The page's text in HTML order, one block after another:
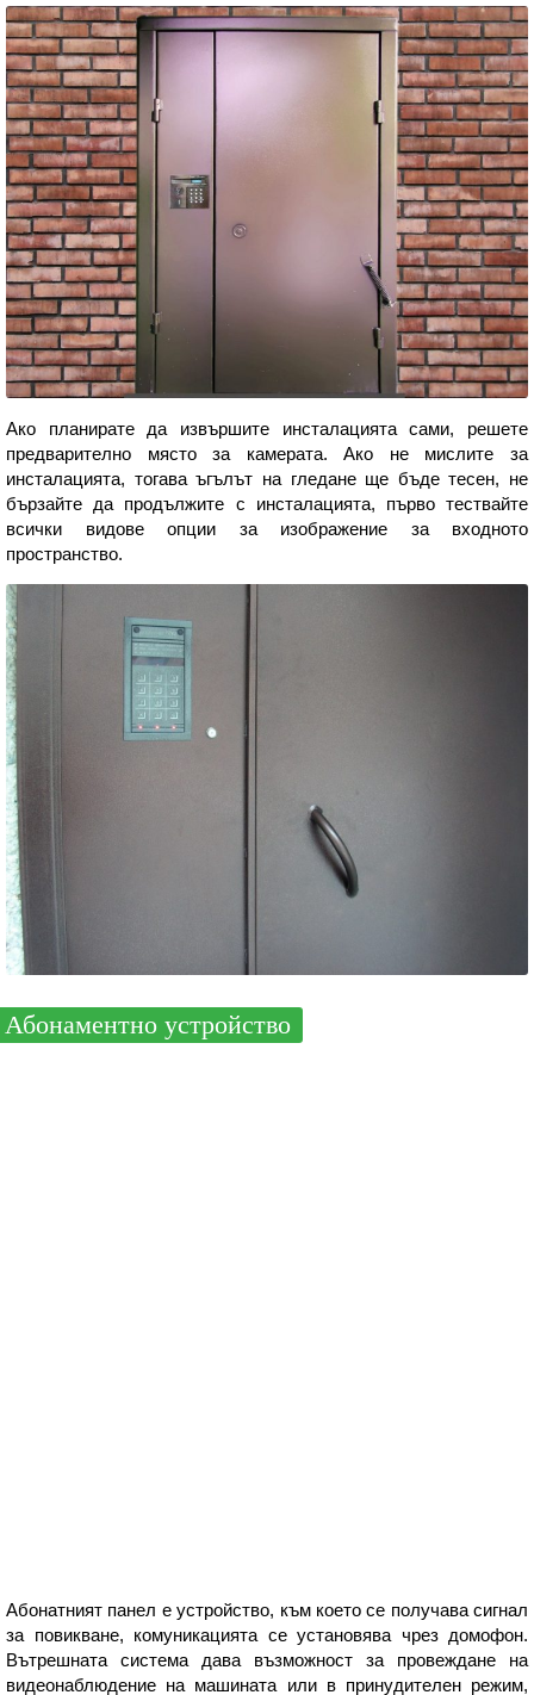
Ако планирате да извършите инсталацията сами, решете
предварително място за камерата. Ако не мислите за
инсталацията, тогава ъгълът на гледане ще бъде тесен, не
бързайте да продължите с инсталацията, първо тествайте
всички видове опции за изображение за входното
пространство.
Абонаментно устройство
Абонатният панел е устройство, към което се получава сигнал
за повикване, комуникацията се установява чрез домофон.
Вътрешната система дава възможност за провеждане на
видеонаблюдение на машината или в принудителен режим,